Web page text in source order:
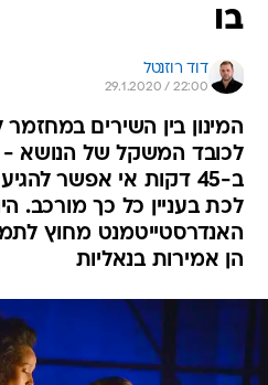
בו
דוד רוזנטל
29.1.2020 / 22:00
המינון בין השירים במחזמר
לכובד המשקל של הנושא -
ב-45 דקות אי אפשר
לכת בעניין כל כך מורכב.
האנדרסטייטמנט מחוץ
הן אמירות בנאליות